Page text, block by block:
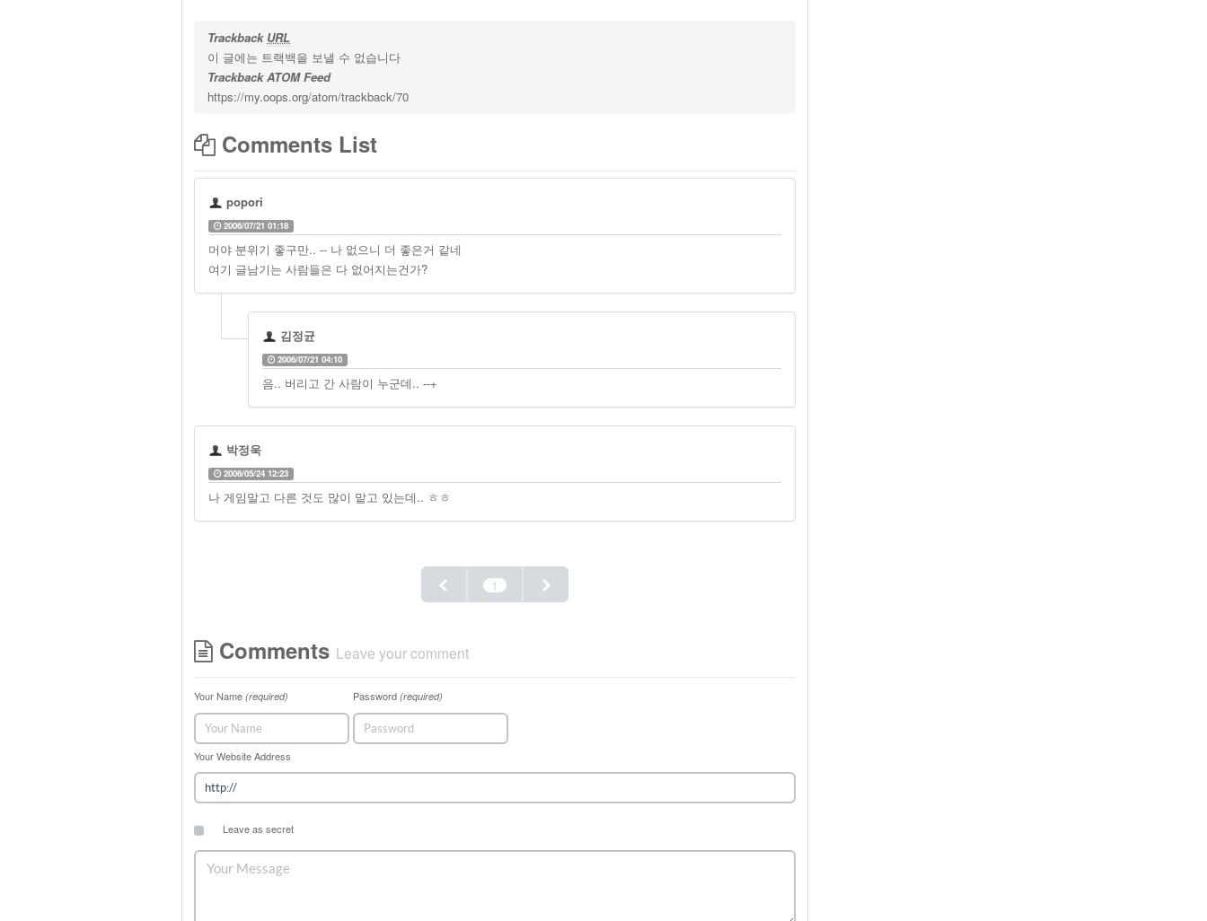
Trackback URL
이 글에는 트랙백을 보낼 수 없습니다
Trackback ATOM Feed
https://my.oops.org/atom/trackback/70
Comments List
popori
2006/07/21 01:18
머야 분위기 좋구만.. -- 나 없으니 더 좋은거 같네
여기 글남기는 사람들은 다 없어지는건가?
김정균
2006/07/21 04:10
음.. 버리고 간 사람이 누군데.. --+
박정욱
2006/05/24 12:23
나 게임말고 다른 것도 많이 맡고 있는데.. ㅎㅎ
1
Comments Leave your comment
Your Name (required) Password (required)
Your Website Address
Leave as secret